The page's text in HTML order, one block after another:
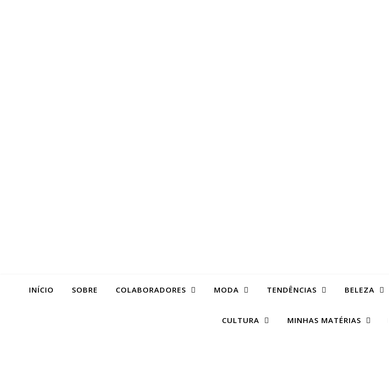
INÍCIO SOBRE COLABORADORES MODA TENDÊNCIAS BELEZA
CULTURA MINHAS MATÉRIAS